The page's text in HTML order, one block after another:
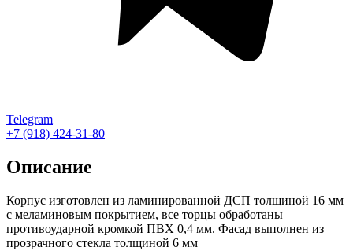
Telegram
+7 (918) 424-31-80
Описание
Корпус изготовлен из ламинированной ДСП толщиной 16 мм
с меламиновым покрытием, все торцы обработаны
противоударной кромкой ПВХ 0,4 мм. Фасад выполнен из
прозрачного стекла толщиной 6 мм